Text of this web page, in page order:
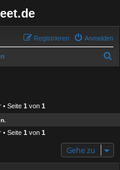
Anmelden
Registrieren
e
• Seite 1 von 1
• Seite 1 von 1
Gehe zu